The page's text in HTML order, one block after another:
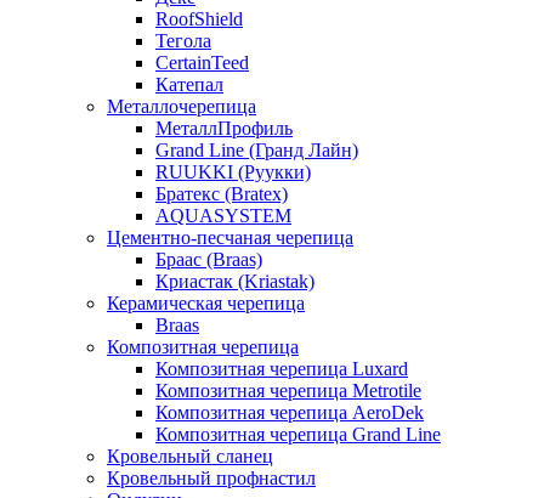
RoofShield
Тегола
CertainTeed
Катепал
Металлочерепица
МеталлПрофиль
Grand Line (Гранд Лайн)
RUUKKI (Руукки)
Братекс (Bratex)
AQUASYSTEM
Цементно-песчаная черепица
Браас (Braas)
Криастак (Kriastak)
Керамическая черепица
Braas
Композитная черепица
Композитная черепица Luxard
Композитная черепица Metrotile
Композитная черепица AeroDek
Композитная черепица Grand Line
Кровельный сланец
Кровельный профнастил